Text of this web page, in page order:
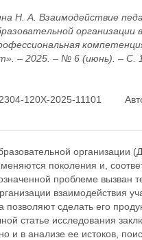
Н. А. Взаимодействие
организации
– 2025. – № 6 (июнь). – С.
120X-2025-11101
организации
поколения и,
проблеме вызван
взаимодействия
сделать его
статье исследования
и в анализе ее истоков,